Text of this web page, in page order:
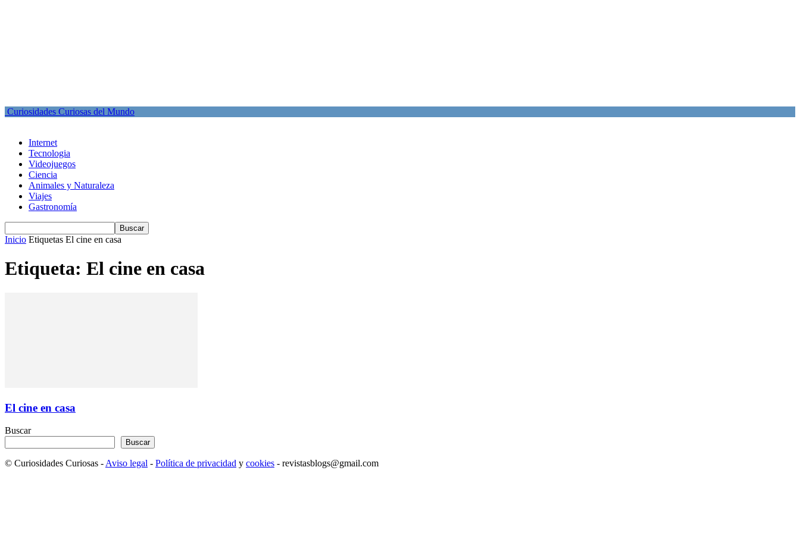
Curiosidades Curiosas del Mundo
Internet
Tecnologia
Videojuegos
Ciencia
Animales y Naturaleza
Viajes
Gastronomía
Inicio Etiquetas El cine en casa
Etiqueta: El cine en casa
El cine en casa
Buscar
Buscar
© Curiosidades Curiosas - Aviso legal - Política de privacidad y cookies - revistasblogs@gmail.com